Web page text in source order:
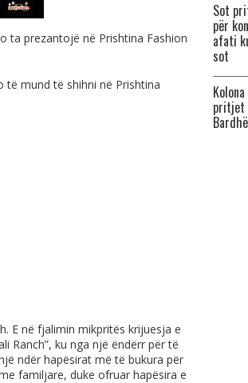
ta prezantojë në Prishtina Fashion
të mund të shihni në Prishtina
E në fjalimin mikpritës krijuesja e
Ranch”, ku nga një ëndërr për të
ndër hapësirat më të bukura për
familjare, duke ofruar hapësira e
Sot
për
afati
sot
pritjet
Bardhë